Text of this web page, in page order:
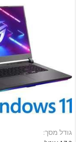
גודל מסך: